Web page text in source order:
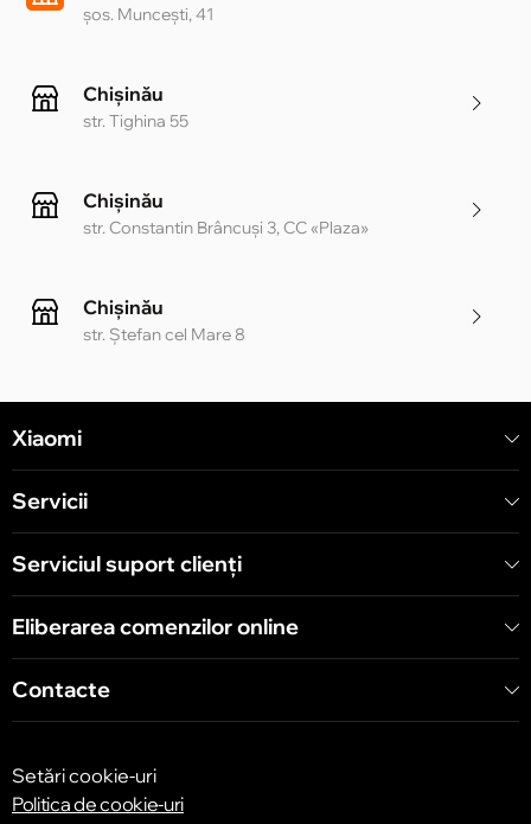
șos. Muncești, 41
Chișinău
str. Tighina 55
Chișinău
str. Constantin Brâncuși 3, CC «Plaza»
Chișinău
str. Ștefan cel Mare 8
Chișinău
str. Arborilor 21, CC «Shopping MallDova»
Xiaomi
Servicii
Serviciul suport clienţi
Eliberarea comenzilor online
Contacte
Setări cookie-uri
Politica de cookie-uri